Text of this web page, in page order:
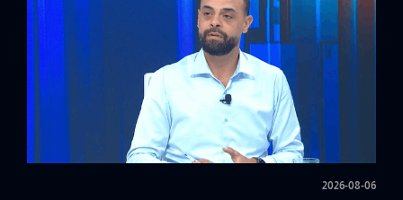
2026-08-06